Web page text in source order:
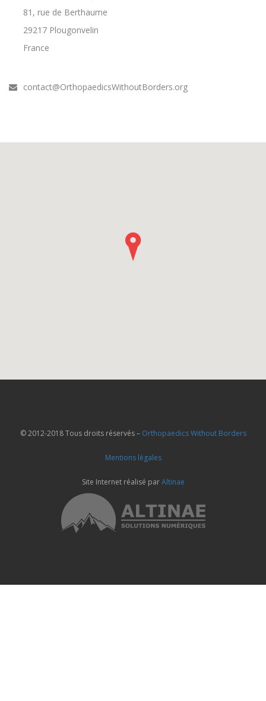
81, rue de Berthaume
29217 Plougonvelin
France
contact@OrthopaedicsWithoutBorders.org
© 2012-2018 Tous droits réservés – Orthopaedics Without Borders
Mentions légales
Site Internet réalisé parAltinae